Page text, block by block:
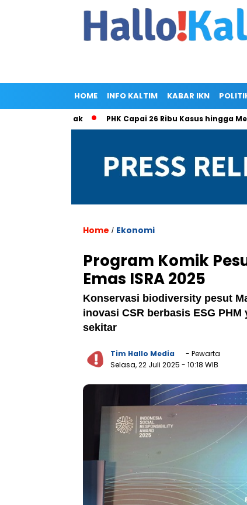
HOME INFO KALTIM KABAR IKN
PHK Capai 26 Ribu Kasus hingga Mei
Home / Ekonomi
Program Komik
Emas ISRA 2025
Konservasi biodiversity pesut
inovasi CSR berbasis ESG
sekitar
Tim Hallo Media
- Pewarta
Selasa, 22 Juli 2025 - 10:18 WIB